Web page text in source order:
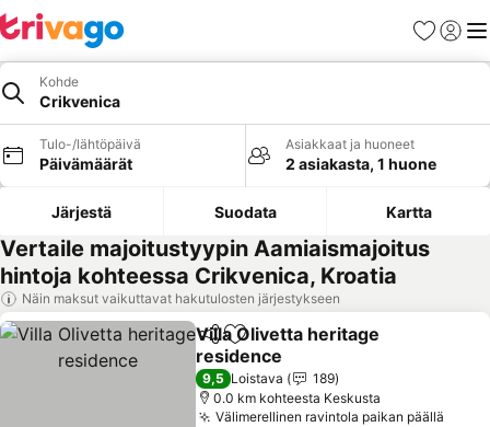
Suosikit
Kohde
Crikvenica
Tulo-/lähtöpäivä
Päivämäärät
Asiakkaat ja huoneet
2 asiakasta, 1 huone
Järjestä Suodata Kartta
Vertaile majoitustyypin Aamiaismajoitus
hintoja kohteessa Crikvenica, Kroatia
Näin maksut vaikuttavat hakutulosten järjestykseen
Jaa Lisää suosikkeihin
Villa Olivetta heritage
residence
Katso hinnat
9,5 Loistava
189
0.0 km kohteesta Keskusta
Välimerellinen ravintola paikan päällä